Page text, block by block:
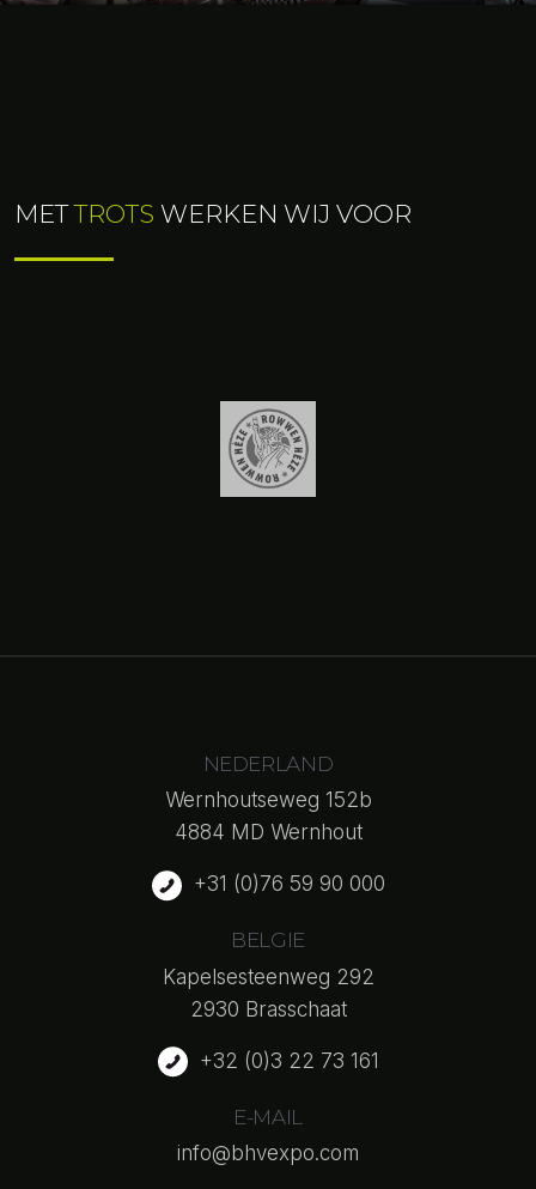
METTROTS WERKEN WIJ VOOR
NEDERLAND
Wernhoutseweg 152b
4884 MD Wernhout
+31 (0)76 59 90 000
BELGIE
Kapelsesteenweg 292
2930 Brasschaat
+32 (0)3 22 73 161
E-MAIL
info@bhvexpo.com